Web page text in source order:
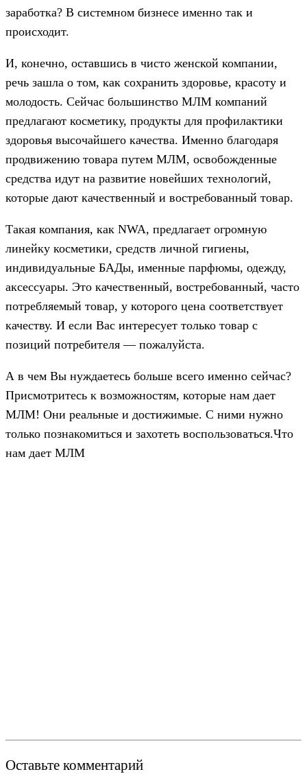
заработка? В системном бизнесе именно так и
происходит.
И, конечно, оставшись в чисто женской компании,
речь зашла о том, как сохранить здоровье, красоту и
молодость. Сейчас большинство МЛМ компаний
предлагают косметику, продукты для профилактики
здоровья высочайшего качества. Именно благодаря
продвижению товара путем МЛМ, освобожденные
средства идут на развитие новейших технологий,
которые дают качественный и востребованный товар.
Такая компания, как NWA, предлагает огромную
линейку косметики, средств личной гигиены,
индивидуальные БАДы, именные парфюмы, одежду,
аксессуары. Это качественный, востребованный, часто
потребляемый товар, у которого цена соответствует
качеству. И если Вас интересует только товар с
позиций потребителя — пожалуйста.
А в чем Вы нуждаетесь больше всего именно сейчас?
Присмотритесь к возможностям, которые нам дает
МЛМ! Они реальные и достижимые. С ними нужно
только познакомиться и захотеть воспользоваться.Что
нам дает МЛМ
Оставьте комментарий